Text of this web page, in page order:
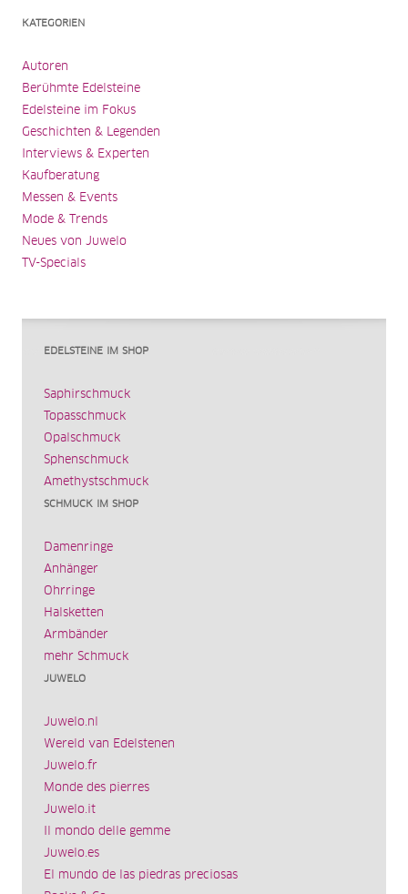
KATEGORIEN
Autoren
Berühmte Edelsteine
Edelsteine im Fokus
Geschichten & Legenden
Interviews & Experten
Kaufberatung
Messen & Events
Mode & Trends
Neues von Juwelo
TV-Specials
EDELSTEINE IM SHOP
Saphirschmuck
Topasschmuck
Opalschmuck
Sphenschmuck
Amethystschmuck
SCHMUCK IM SHOP
Damenringe
Anhänger
Ohrringe
Halsketten
Armbänder
mehr Schmuck
JUWELO
Juwelo.nl
Wereld van Edelstenen
Juwelo.fr
Monde des pierres
Juwelo.it
Il mondo delle gemme
Juwelo.es
El mundo de las piedras preciosas